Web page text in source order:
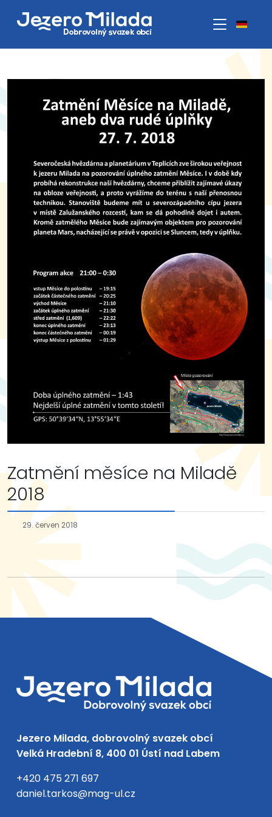
Zatmění měsíce na Miladě
2018
29. červen 2018
Jezero Milada, dobrovolný svazek obcí
Velká Hradební 8, 400 01 Ústí nad Labem
+420 475 271 697
daniel.tarkos@mag-ul.cz